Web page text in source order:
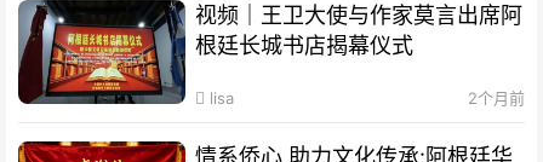
视频｜王卫大使与作家莫言出席阿
根廷长城书店揭幕仪式
lisa 2个月前
情系侨心 助力文化传承:阿根廷华